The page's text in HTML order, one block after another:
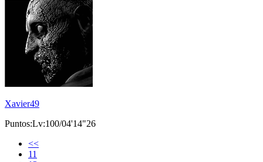
Xavier49
Puntos:Lv:100/04'14"26
<<
11